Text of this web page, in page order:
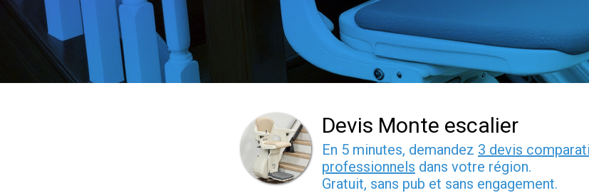
Devis Monte escalier
En 5 minutes, demandez 3 devis
professionnels dans votre région.
Gratuit, sans pub et sans engagement.